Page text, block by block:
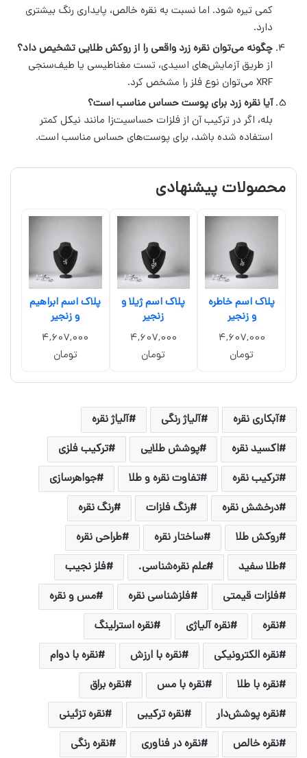
کمی تیره شود. اما نسبت به نقره خالص، پایداری رنگ بیشتری
دارد.
چگونه می‌توان نقره زرد واقعی را از روکش طلایی تشخیص داد؟
از طریق آزمایش‌های اسیدی، تست مغناطیسی یا طیف‌سنجی
XRF می‌توان نوع فلز را مشخص کرد.
آیا نقره زرد برای پوست حساس مناسب است؟
بله، اگر در ترکیب آن از فلزات حساسیت‌زا مانند نیکل کمتر
استفاده شده باشد، برای پوست‌های حساس مناسب است.
محصولات پیشنهادی
پلاک اسم خاطره
و زنجیر
4,607,000
تومان
پلاک اسم ژیلا و
زنجیر
4,607,000
تومان
پلاک اسم ابراهیم
و زنجیر
4,607,000
تومان
آبکاری نقره آلیاژ رنگی
آلیاژ نقره
اکسید نقره
پوشش طلایی
ترکیب فلزی
ترکیب نقره
تفاوت نقره و طلا
جواهرسازی
درخشش نقره
رنگ فلزات
رنگ نقره
روکش طلا
ساختار نقره
طراحی نقره
طلا سفید
علم نقره‌شناسی.
فلز نجیب
فلزات قیمتی
فلزشناسی نقره
مس و نقره
نقره
نقره آلیاژی
نقره استرلینگ
نقره الکترونیکی
نقره با ارزش
نقره با دوام
نقره با طلا
نقره با مس
نقره براق
نقره پوشش‌دار
نقره ترکیبی
نقره تزئینی
نقره خالص
نقره در فناوری
نقره رنگی